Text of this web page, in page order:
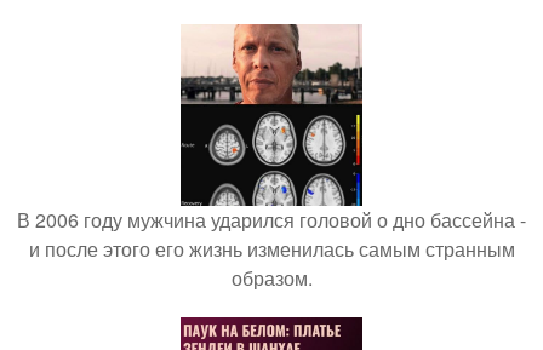
В 2006 году мужчина ударился головой о дно бассейна -
и после этого его жизнь изменилась самым странным
образом.